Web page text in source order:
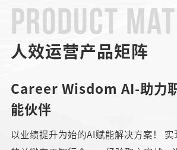
PRODUCT
人效运营产品矩阵
Career Wisdom AI-助力
能伙伴
以业绩提升为始的AI赋能解决方案！